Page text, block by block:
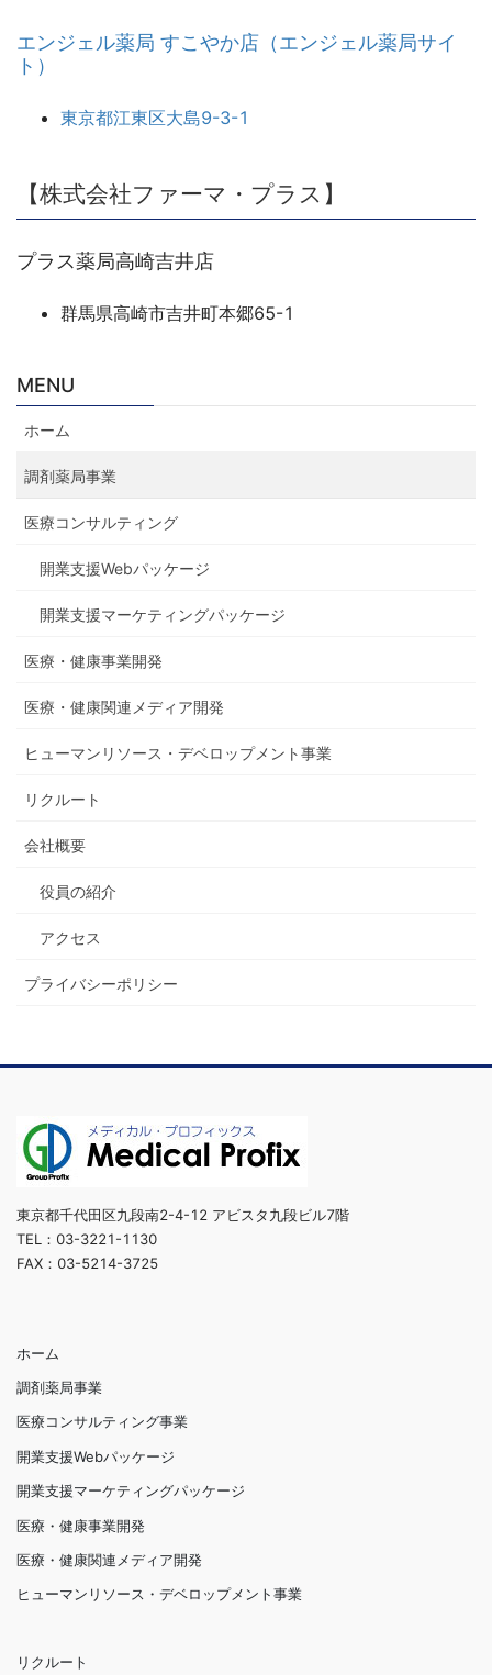
エンジェル薬局 すこやか店（エンジェル薬局サイ
ト）
東京都江東区大島9-3-1
【株式会社ファーマ・プラス】
プラス薬局高崎吉井店
群馬県高崎市吉井町本郷65-1
MENU
ホーム
調剤薬局事業
医療コンサルティング
開業支援Webパッケージ
開業支援マーケティングパッケージ
医療・健康事業開発
医療・健康関連メディア開発
ヒューマンリソース・デベロップメント事業
リクルート
会社概要
役員の紹介
アクセス
プライバシーポリシー
東京都千代田区九段南2-4-12 アビスタ九段ビル7階
TEL：03-3221-1130
FAX：03-5214-3725
ホーム
調剤薬局事業
医療コンサルティング事業
開業支援Webパッケージ
開業支援マーケティングパッケージ
医療・健康事業開発
医療・健康関連メディア開発
ヒューマンリソース・デベロップメント事業
リクルート